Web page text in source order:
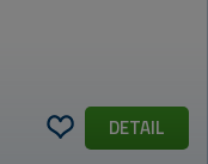
DETAIL